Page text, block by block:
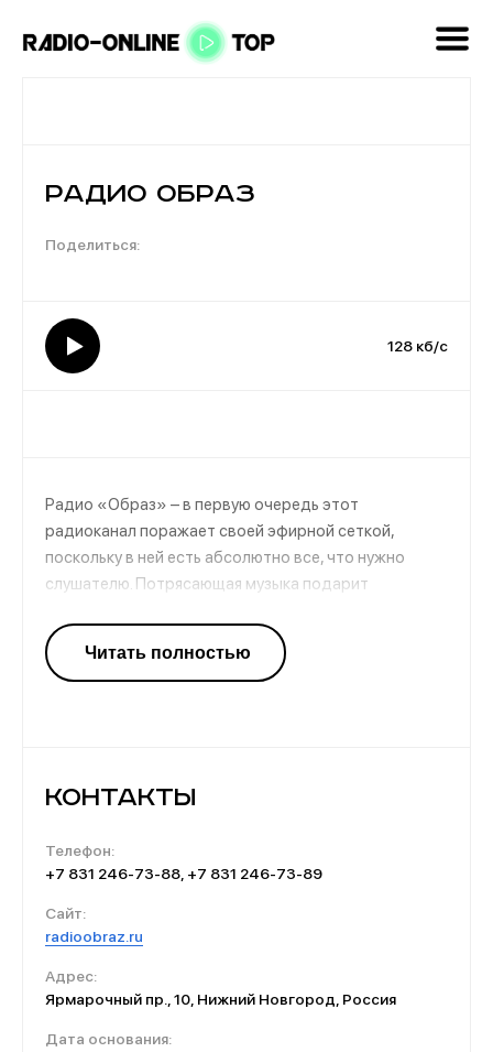
Радио Образ
128 кб/с
Радио «Образ» – в первую очередь этот
радиоканал поражает своей эфирной сеткой,
поскольку в ней есть абсолютно все, что нужно
слушателю. Потрясающая музыка подарит
расскажут о самом главном. А авторские передачи
просветительного характера расширят кругозор и
Контакты
Телефон:
+7 831 246‑73-88, +7 831 246‑73-89
Сайт:
radioobraz.ru
Адрес:
Ярмарочный пр., 10, Нижний Новгород, Россия
Дата основания: